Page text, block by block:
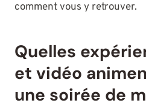
comment vous y retrouver.
Quelles
et vidéo
une soirée de